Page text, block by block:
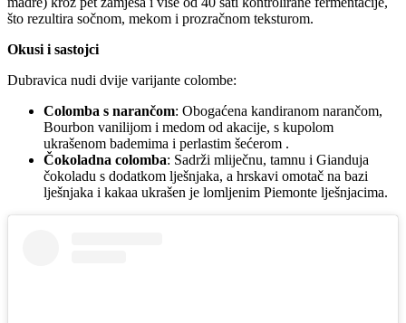
što rezultira sočnom, mekom i prozračnom teksturom.​
Okusi i sastojci
Dubravica nudi dvije varijante colombe:​
Colomba s narančom: Obogaćena kandiranom narančom,
Bourbon vanilijom i medom od akacije, s kupolom
ukrašenom bademima i perlastim šećerom .​
Čokoladna colomba: Sadrži mliječnu, tamnu i Gianduja
čokoladu s dodatkom lješnjaka, a hrskavi omotač na bazi
lješnjaka i kakaa ukrašen je lomljenim Piemonte lješnjacima.